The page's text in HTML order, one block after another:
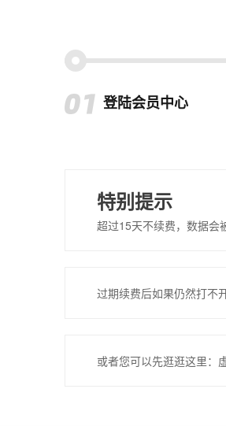
登陆会员中心
特别提示
超过15天不续费，数据会
过期续费后如果仍然打不
或者您可以先逛逛这里：